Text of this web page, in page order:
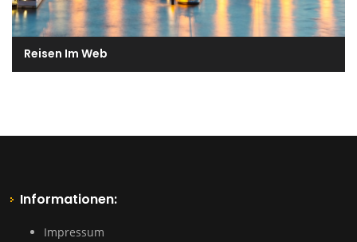
Reisen Im Web
Informationen:
Impressum